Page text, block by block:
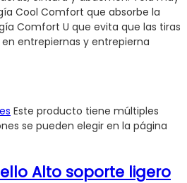
Cool Comfort que absorbe la
Comfort U que evita que las tiras
entrepiernas y entrepierna
Este producto tiene múltiples
se pueden elegir en la página
Alto soporte ligero